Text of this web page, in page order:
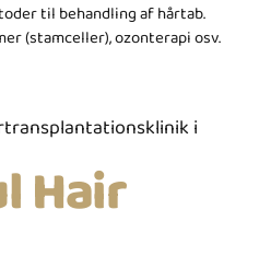
til behandling af hårtab.
(stamceller), ozonterapi osv.
i
Hair